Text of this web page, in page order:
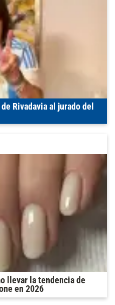
Rivadavia al jurado del
llevar la tendencia de
en 2026